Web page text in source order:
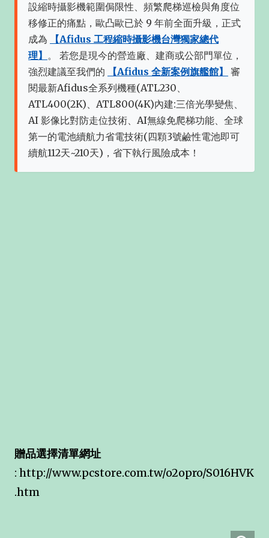
設縮時攝影機範圍侷限性、頻繁爬梯巡檢與角度位
移修正的痛點，歐凸歐已於 9 年前全面升級，正式
成為
【Afidus 工程縮時攝影機台灣獨家總代
理】 。 若您是現今的營造廠、建商或公部門單位，
強烈建議至我們的
【Afidus 全新案例旗艦館】
審
閱最新Afidus全系列機種(ATL230、
ATL400(2K)、ATL800(4K)內建:三倍光學變焦、
AI 影像比對防走位技術、AI無線免爬梯功能、全球
第一的電池續航力省電技術(四顆3號鹼性電池即可
續航112天~210天)，省下執行風險成本！
贈品選擇清單網址
: http://www.pcstore.com.tw/o2opro/S016HVK
.htm